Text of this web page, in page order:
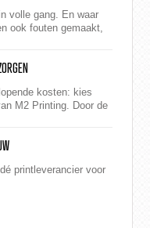
volle gang. En waar
ook fouten gemaakt,
kosten: kies
M2 Printing. Door de
printleverancier voor